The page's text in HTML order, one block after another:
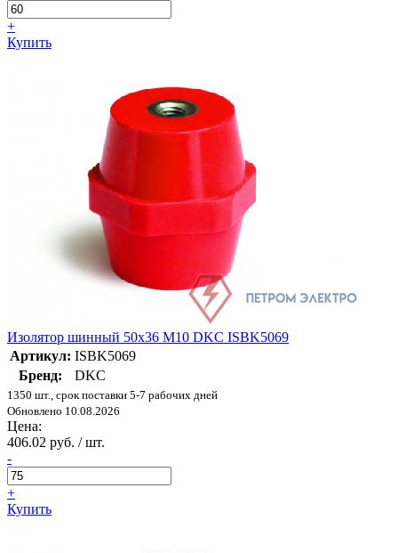
+
Купить
Изолятор шинный 50х36 M10 DKC ISBK5069
Артикул: ISBK5069
Бренд:
DKC
1350 шт., срок поставки 5-7 рабочих дней
Обновлено 10.08.2026
Цена:
406.02 руб. / шт.
-
+
Купить